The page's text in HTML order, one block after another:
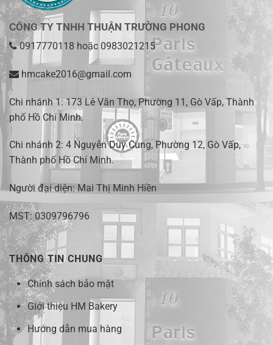
CÔNG TY TNHH THUẬN TRƯỜNG PHONG
0917770118 hoặc 0983021215
hmcake2016@gmail.com
Chi nhánh 1:173 Lê Văn Thọ, Phường 11, Gò Vấp, Thành
phố Hồ Chí Minh.
Chi nhánh 2: 4 Nguyễn Duy Cung, Phường 12, Gò Vấp,
Thành phố Hồ Chí Minh.
Người đại diện: Mai Thị Minh Hiền
MST: 0309796796
THÔNG TIN CHUNG
Chính sách bảo mật
Giới thiệu HM Bakery
Hướng dẫn mua hàng